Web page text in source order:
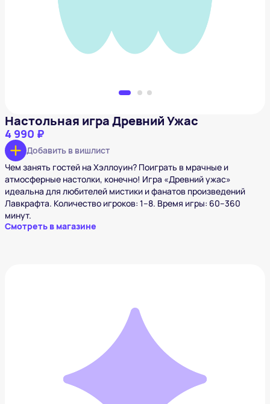
Настольная игра Древний Ужас
4 990 ₽
Добавить в вишлист
Чем занять гостей на Хэллоуин? Поиграть в мрачные и
атмосферные настолки, конечно! Игра «Древний ужас»
идеальна для любителей мистики и фанатов произведений
Лавкрафта. Количество игроков: 1–8. Время игры: 60–360
минут.
Смотреть в магазине
Le Creuset Форма для выпечки Halloween